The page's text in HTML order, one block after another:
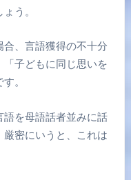
う。
、言語獲得の不十分
子どもに同じ思いを
。
を母語話者並みに話
密にいうと、これは